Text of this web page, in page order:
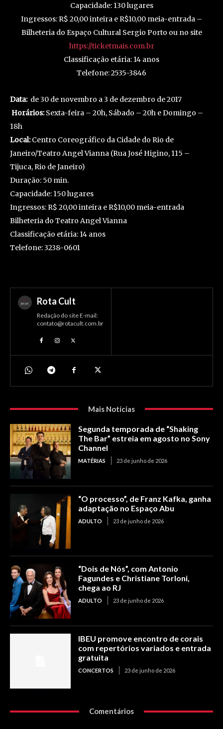
Capacidade: 130 lugares
Ingressos: R$ 20,00 inteira e R$10,00 meia-entrada –
Bilheteria do Espaço Cultural Sergio Porto ou no site
https://ticketmais.com.br
Classificação etária: 14 anos
Telefone: 2535-3846
Data:de 30 de novembro a 3 de dezembro de 2017
Horários:Sexta-feira – 20h, Sábado – 20h e Domingo –
18h
Local:Centro Coreográfico da Cidade do Rio de
Janeiro/Teatro Angel Vianna (Rua José Higino, 115 –
Tijuca, Rio de Janeiro)
Duração: 50 min.
Capacidade: 150 lugares
Ingressos: R$ 20,00 inteira e R$10,00 meia-entrada
Bilheteria do Teatro Angel Vianna
Classificação etária: 14 anos
Telefone: 3238-0601
Rota Cult
Redação do site E-mail:
contato@rotacult.com.br
Mais Notícias
Segunda temporada de “Shaking
The Bar” estreia em agosto no Sony
Channel
MATÉRIAS 23 de junho de 2026
“O processo”, de Franz Kafka, ganha
adaptação no Espaço Abu
ADULTO 23 de junho de 2026
“Dois de Nós”, com Antonio
Fagundes e Christiane Torloni,
chega ao RJ
ADULTO 23 de junho de 2026
IBEU promove encontro de corais
com repertórios variados e entrada
gratuita
CONCERTOS 23 de junho de 2026
Comentários